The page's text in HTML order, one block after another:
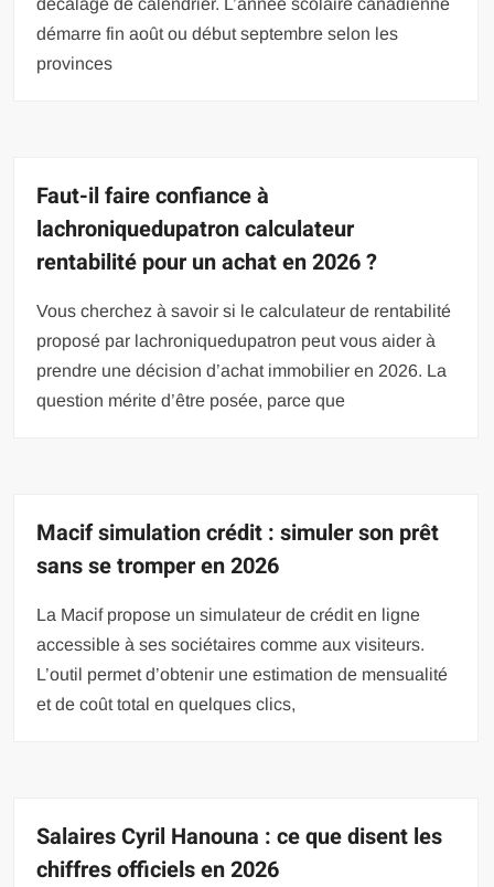
démarre fin août ou début septembre selon les
provinces
Faut-il faire confiance à
lachroniquedupatron calculateur
rentabilité pour un achat en 2026 ?
Vous cherchez à savoir si le calculateur de rentabilité
proposé par lachroniquedupatron peut vous aider à
prendre une décision d’achat immobilier en 2026. La
question mérite d’être posée, parce que
Macif simulation crédit : simuler son prêt
sans se tromper en 2026
La Macif propose un simulateur de crédit en ligne
accessible à ses sociétaires comme aux visiteurs.
L’outil permet d’obtenir une estimation de mensualité
et de coût total en quelques clics,
Salaires Cyril Hanouna : ce que disent les
chiffres officiels en 2026